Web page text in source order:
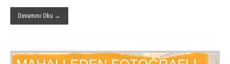
Devamını Oku →